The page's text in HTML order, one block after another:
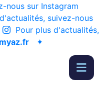
nous sur Instagram
suivez-nous
Pour plus d'actualités,
✦